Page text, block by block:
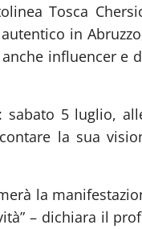
Tosca
in
influencer e
sabato 5 luglio,
la sua
la
– dichiara il